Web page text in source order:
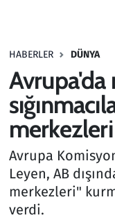
HABERLER DÜNYA
Avrupa
Leyen, AB
merkezleri"
verdi.
Haber
Kültür Sanat
Kurumsal
Lezzet Durağı
Memur ve